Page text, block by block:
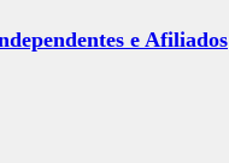
e Afiliados